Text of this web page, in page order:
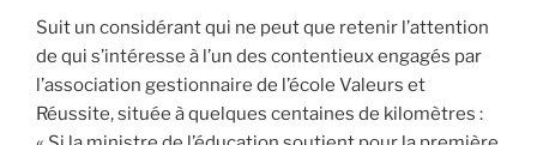
Suit un considérant qui ne peut que retenir l’attention
de qui s’intéresse à l’un des contentieux engagés par
l’association gestionnaire de l’école Valeurs et
Réussite, située à quelques centaines de kilomètres :